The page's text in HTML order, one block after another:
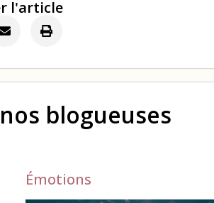
l'article
blogueuses
Émotions